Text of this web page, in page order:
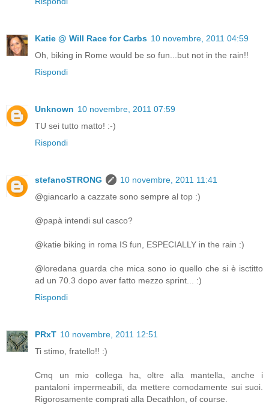
Katie @ Will Race for Carbs 10 novembre, 2011 04:59
Oh, biking in Rome would be so fun...but not in the rain!!
Rispondi
Unknown 10 novembre, 2011 07:59
TU sei tutto matto! :-)
Rispondi
stefanoSTRONG
10 novembre, 2011 11:41
@giancarlo a cazzate sono sempre al top :)
@papà intendi sul casco?
@katie biking in roma IS fun, ESPECIALLY in the rain :)
@loredana guarda che mica sono io quello che si è isctitto
ad un 70.3 dopo aver fatto mezzo sprint... :)
Rispondi
PRxT 10 novembre, 2011 12:51
Ti stimo, fratello!! :)
Cmq un mio collega ha, oltre alla mantella, anche i
pantaloni impermeabili, da mettere comodamente sui suoi.
Rigorosamente comprati alla Decathlon, of course.